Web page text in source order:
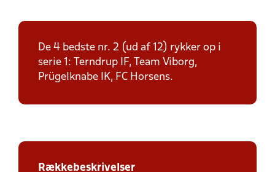
De 4 bedste nr. 2 (ud af 12) rykker op i
serie 1: Terndrup IF, Team Viborg,
Prügelknabe IK, FC Horsens.
Rækkebeskrivelser